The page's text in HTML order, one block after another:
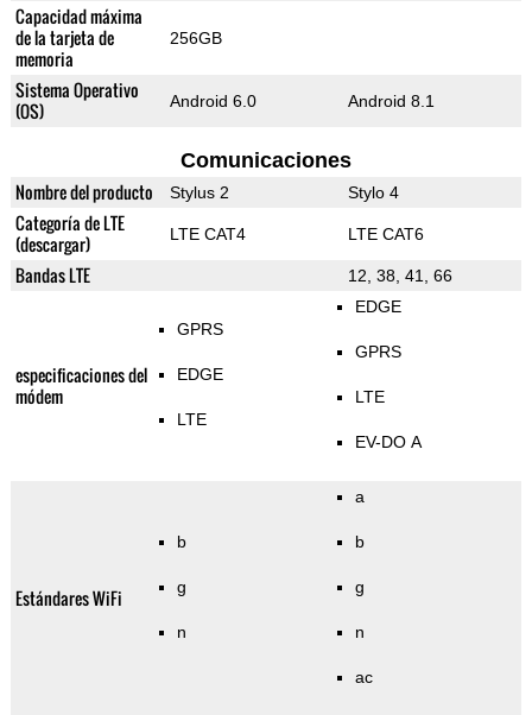
Capacidad máxima
de la tarjeta de
memoria
256GB
Sistema Operativo
(OS)
Android 6.0 Android 8.1
Comunicaciones
Nombre del producto Stylus 2 Stylo 4
Categoría de LTE
(descargar)
LTE CAT4 LTE CAT6
Bandas LTE 12, 38, 41, 66
especificaciones del
módem
GPRS
EDGE
LTE
EDGE
GPRS
LTE
EV-DO A
Estándares WiFi
b
g
n
a
b
g
n
ac